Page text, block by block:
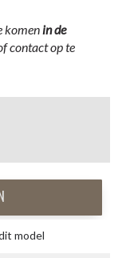
komen inde
contact op te
model